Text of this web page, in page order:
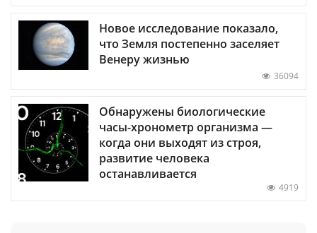
Новое исследование показало,
что Земля постепенно заселяет
Венеру жизнью
36094
Обнаружены биологические
часы-хронометр организма —
когда они выходят из строя,
развитие человека
останавливается
4919